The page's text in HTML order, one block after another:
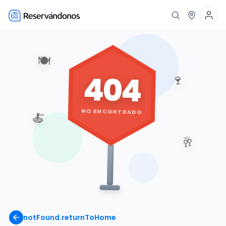
notFound.returnToHome
🍽️
🍷
🥂
🍝
404
NO ENCONTRADO